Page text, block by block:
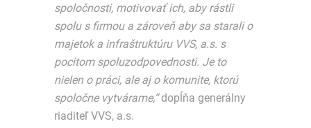
spoločnosti, motivovať ich, aby rástli
spolu s firmou a zároveň aby sa starali o
majetok a infraštruktúru VVS, a.s. s
pocitom spoluzodpovednosti. Je to
nielen o práci, ale aj o komunite, ktorú
spoločne vytvárame,“dopĺňa generálny
riaditeľ VVS, a.s.